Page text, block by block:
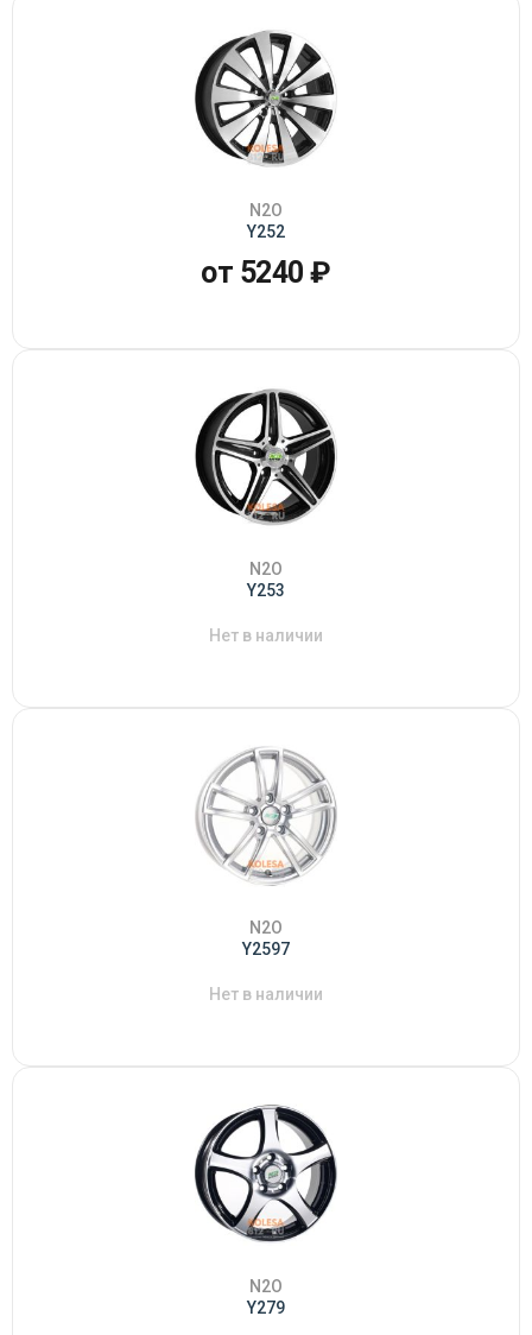
N2O
Y252
от 5240 ₽
N2O
Y253
Нет в наличии
N2O
Y2597
Нет в наличии
N2O
Y279